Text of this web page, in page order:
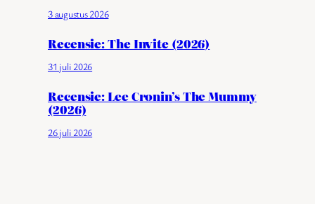
3 augustus 2026
Recensie: The Invite (2026)
31 juli 2026
Recensie: Lee Cronin’s The Mummy
(2026)
26 juli 2026